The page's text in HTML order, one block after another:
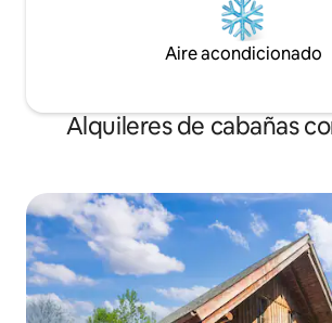
Aire acondicionado
Alquileres de cabañas